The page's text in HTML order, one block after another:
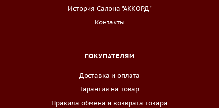
История Салона "АККОРД"
Контакты
ПОКУПАТЕЛЯМ
Доставка и оплата
Гарантия на товар
Правила обмена и возврата товара